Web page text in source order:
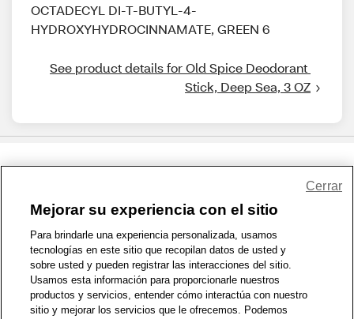
OCTADECYL DI-T-BUTYL-4-
HYDROXYHYDROCINNAMATE, GREEN 6
See product details for Old Spice Deodorant
Stick, Deep Sea, 3 OZ
1-800-679-9691 | Contáctenos | Términos de Uso | Accesibilidad
Política de Privacidad | WA Privacy Policy | Mapa del sitio
Zona de Bienestar | © 1999 - 2026 CVS.com
Mejorar su experiencia con el sitio
Para brindarle una experiencia personalizada, usamos
tecnologías en este sitio que recopilan datos de usted y
sobre usted y pueden registrar las interacciones del sitio.
Usamos esta información para proporcionarle nuestros
productos y servicios, entender cómo interactúa con nuestro
sitio y mejorar los servicios que le ofrecemos. Podemos
Cerrar